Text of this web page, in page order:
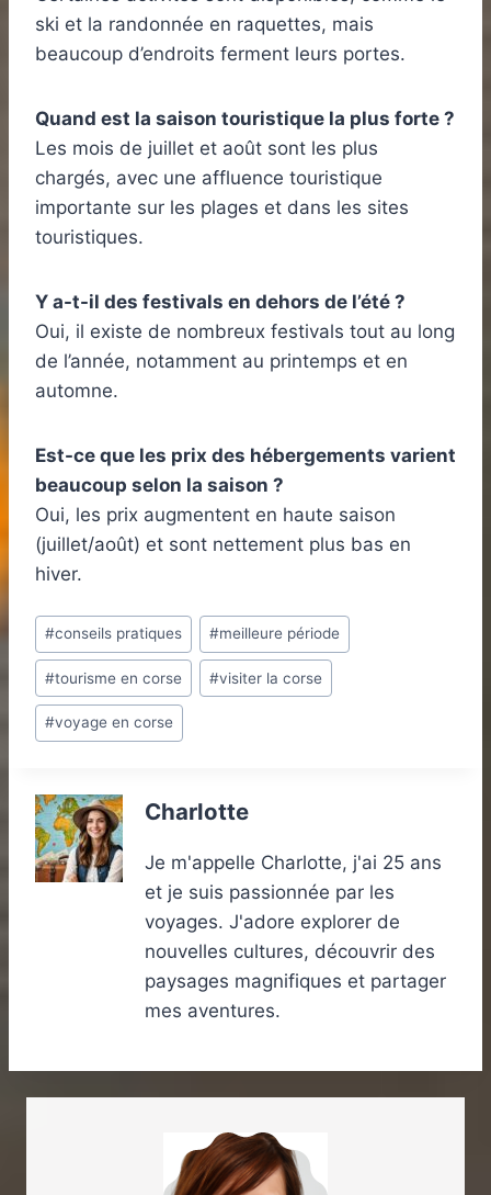
ski et la randonnée en raquettes, mais
beaucoup d’endroits ferment leurs portes.
Quand est la saison touristique la plus forte ?
Les mois de juillet et août sont les plus
chargés, avec une affluence touristique
importante sur les plages et dans les sites
touristiques.
Y a-t-il des festivals en dehors de l’été ?
Oui, il existe de nombreux festivals tout au long
de l’année, notamment au printemps et en
automne.
Est-ce que les prix des hébergements varient
beaucoup selon la saison ?
Oui, les prix augmentent en haute saison
(juillet/août) et sont nettement plus bas en
hiver.
Étiquettes
de
la
publication :
#conseils pratiques #meilleure période
#tourisme en corse #visiter la corse
#voyage en corse
Charlotte
Je m'appelle Charlotte, j'ai 25 ans
et je suis passionnée par les
voyages. J'adore explorer de
nouvelles cultures, découvrir des
paysages magnifiques et partager
mes aventures.